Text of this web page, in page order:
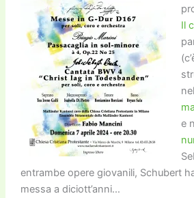
Il
e
entrambe opere giovanili, Schubert
messa a diciott’anni…